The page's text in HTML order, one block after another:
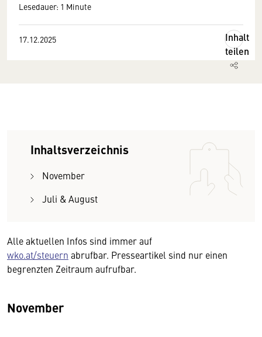
Lesedauer: 1 Minute
17.12.2025
Inhalt
teilen
Inhaltsverzeichnis
November
Juli & August
Alle aktuellen Infos sind immer auf
wko.at/steuern abrufbar. Presseartikel sind nur einen
begrenzten Zeitraum aufrufbar.
November